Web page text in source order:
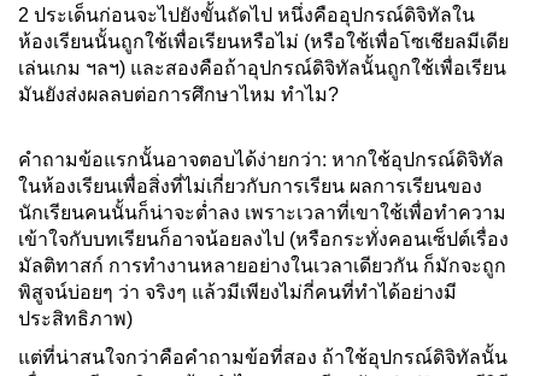
2 ประเด็นก่อนจะไปยังขั้นถัดไป หนึ่งคืออุปกรณ์ดิจิทัลใน
ห้องเรียนนั้นถูกใช้เพื่อเรียนหรือไม่ (หรือใช้เพื่อโซเชียลมีเดีย
เล่นเกม ฯลฯ) และสองคือถ้าอุปกรณ์ดิจิทัลนั้นถูกใช้เพื่อเรียน
มันยังส่งผลลบต่อการศึกษาไหม ทำไม?
คำถามข้อแรกนั้นอาจตอบได้ง่ายกว่า: หากใช้อุปกรณ์ดิจิทัล
ในห้องเรียนเพื่อสิ่งที่ไม่เกี่ยวกับการเรียน ผลการเรียนของ
นักเรียนคนนั้นก็น่าจะต่ำลง เพราะเวลาที่เขาใช้เพื่อทำความ
เข้าใจกับบทเรียนก็อาจน้อยลงไป (หรือกระทั่งคอนเซ็ปต์เรื่อง
มัลติทาสก์ การทำงานหลายอย่างในเวลาเดียวกัน ก็มักจะถูก
พิสูจน์บ่อยๆ ว่า จริงๆ แล้วมีเพียงไม่กี่คนที่ทำได้อย่างมี
ประสิทธิภาพ)
แต่ที่น่าสนใจกว่าคือคำถามข้อที่สอง ถ้าใช้อุปกรณ์ดิจิทัลนั้น